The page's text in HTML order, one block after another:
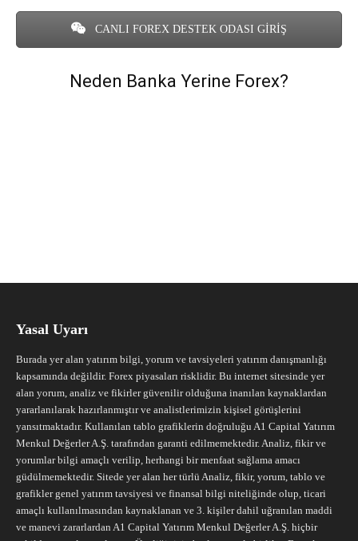
CANLI FOREX DESTEK ODASI GİRİŞ
Neden Banka Yerine Forex?
Yasal Uyarı
Burada yer alan yatırım bilgi, yorum ve tavsiyeleri yatırım danışmanlığı
kapsamında değildir. Forex piyasaları risklidir. Bu internet sitesinde yer
alan yorum, analiz ve fikirler güvenilir olduğuna inanılan kaynaklardan
yararlanılarak hazırlanmıştır ve analistlerimizin kişisel görüşlerini
yansıtmaktadır. Kullanılan tablo grafiklerin doğruluğu A1 Capital Yatırım
Menkul Değerler A.Ş. tarafından garanti edilmemektedir. Analiz, fikir ve
yorumlar bilgi amaçlı verilip, herhangi bir menfaat sağlama amacı
güdülmemektedir. Sitede yer alan her türlü Analiz, fikir, yorum, tablo ve
grafikler genel yatırım tavsiyesi ve finansal bilgi niteliğinde olup, ticari
amaçlı kullanılmasından kaynaklanan ve 3. kişiler dahil uğranılan maddi
ve manevi zararlardan A1 Capital Yatırım Menkul Değerler A.Ş. hiçbir